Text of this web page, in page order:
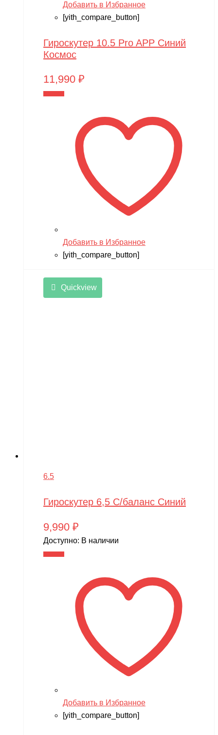
Добавить в Избранное
[yith_compare_button]
Гироскутер 10.5 Pro APP Синий
Космос
11,990 ₽
Добавить в Избранное
[yith_compare_button]
Quickview
6.5
Гироскутер 6,5 С/баланс Синий
9,990 ₽
Доступно: В наличии
Добавить в Избранное
[yith_compare_button]